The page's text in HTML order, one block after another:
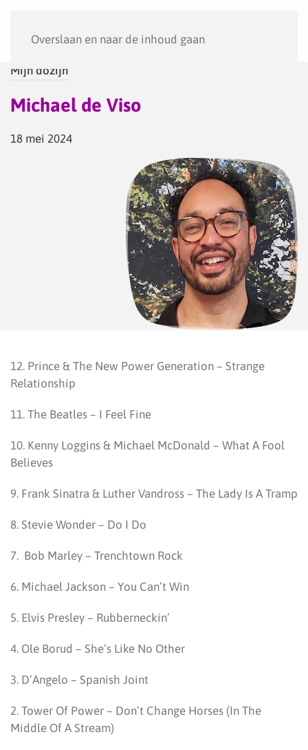
Overslaan en naar de inhoud gaan
Mijn dozijn
Michael de Viso
18 mei 2024
12. Prince & The New Power Generation – Strange
Relationship
11. The Beatles – I Feel Fine
10. Kenny Loggins & Michael McDonald – What A Fool
Believes
9. Frank Sinatra & Luther Vandross – The Lady Is A Tramp
8. Stevie Wonder – Do I Do
7. Bob Marley – Trenchtown Rock
6. Michael Jackson – You Can’t Win
5. Elvis Presley – Rubberneckin’
4. Ole Borud – She’s Like No Other
3. D’Angelo – Spanish Joint
2. Tower Of Power – Don’t Change Horses (In The
Middle Of A Stream)